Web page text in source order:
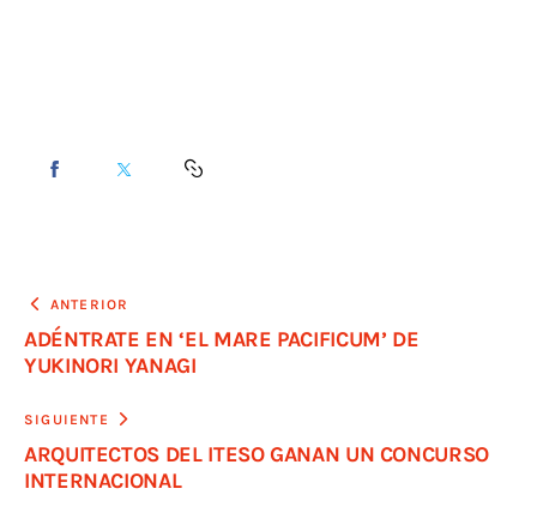
ANTERIOR
ADÉNTRATE EN ‘EL MARE PACIFICUM’ DE
YUKINORI YANAGI
SIGUIENTE
ARQUITECTOS DEL ITESO GANAN UN CONCURSO
INTERNACIONAL